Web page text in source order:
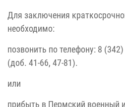
Для заключения
необходимо:
позвонить по телефону: 8
(доб. 41-66, 47-81).
или
прибыть в Пермский военный